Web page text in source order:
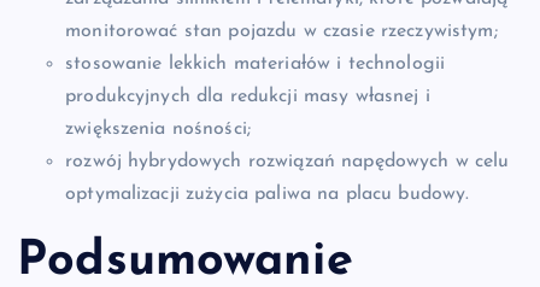
monitorować stan pojazdu w czasie rzeczywistym;
stosowanie lekkich materiałów i technologii
produkcyjnych dla redukcji masy własnej i
zwiększenia nośności;
rozwój hybrydowych rozwiązań napędowych w celu
optymalizacji zużycia paliwa na placu budowy.
Podsumowanie